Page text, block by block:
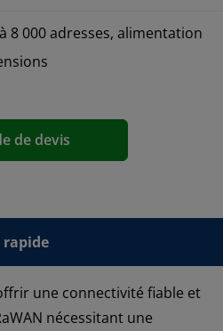
8 000 adresses, alimentation
de devis
rapide
une connectivité fiable et
nécessitant une